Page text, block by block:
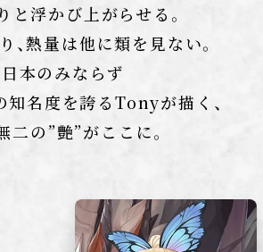
と浮かび上がらせる。
、熱量は他に類を見ない。
日本のみならず
知名度を誇るTonyが描く、
二の”艶”がここに。